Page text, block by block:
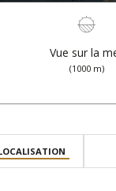
Vue sur la
(1000 m)